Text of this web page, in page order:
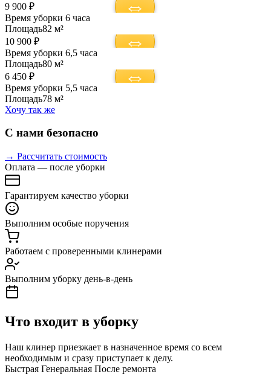
9 900 ₽
Время уборки 6 часа
Площадь82 м²
10 900 ₽
Время уборки 6,5 часа
Площадь80 м²
6 450 ₽
Время уборки 5,5 часа
Площадь78 м²
Хочу так же
С нами безопасно
→ Рассчитать стоимость
Оплата — после уборки
Гарантируем качество уборки
Выполним особые поручения
Работаем с проверенными клинерами
Выполним уборку день-в-день
Что входит в уборку
Наш клинер приезжает в назначенное время со всем
необходимым и сразу приступает к делу.
Быстрая Генеральная После ремонта